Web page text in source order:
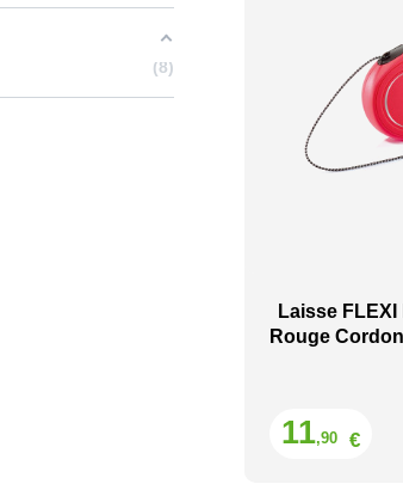
8
Laisse
Rouge
11,90 €